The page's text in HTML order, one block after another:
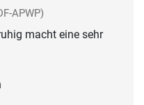
APWP)
macht eine sehr